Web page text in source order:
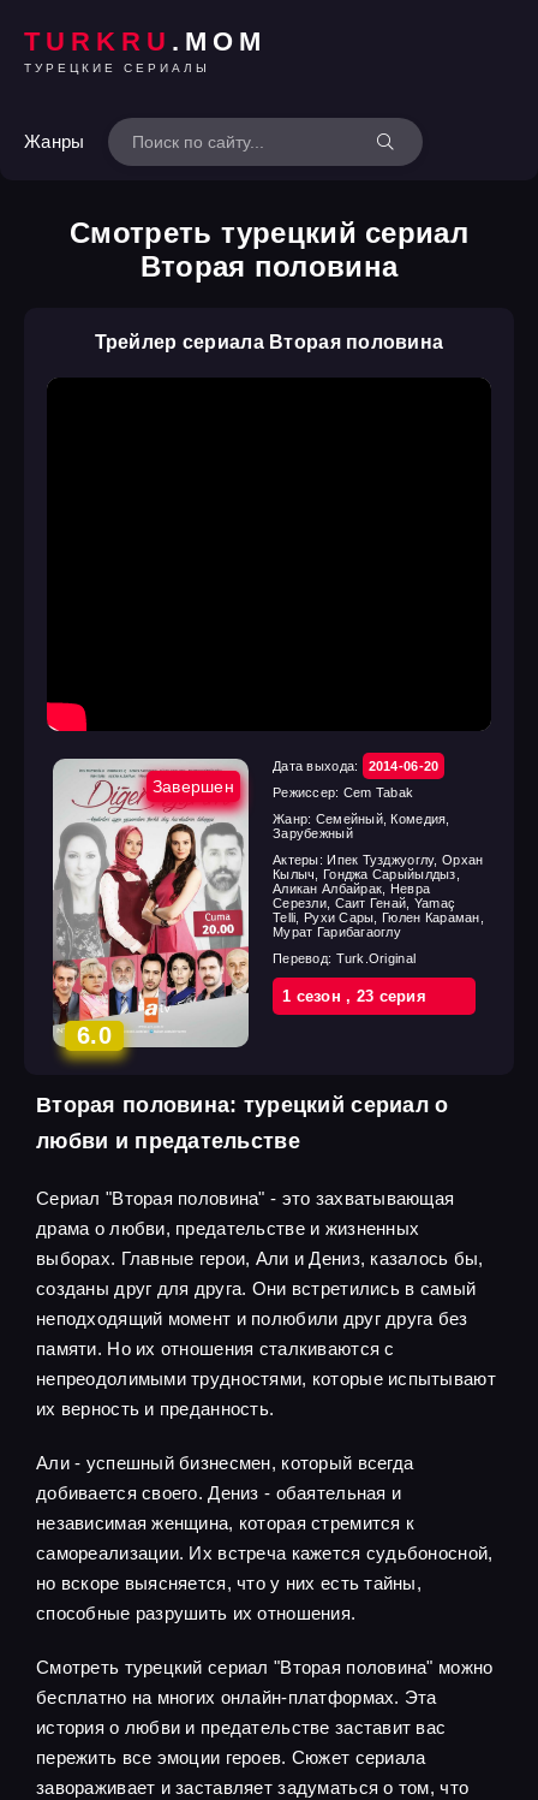
TURKRU .MOM
ТУРЕЦКИЕ СЕРИАЛЫ
Жанры
Смотреть турецкий сериал
Вторая половина
Трейлер сериала Вторая половина
Завершен
6.0
Дата выхода:
2014-06-20
Режиссер: Cem Tabak
Жанр: Семейный, Комедия,
Зарубежный
Актеры: Ипек Тузджуоглу, Орхан
Кылыч, Гонджа Сарыйылдыз,
Аликан Албайрак, Невра
Серезли, Саит Генай, Yamaç
Telli, Рухи Сары, Гюлен Караман,
Мурат Гарибагаоглу
Перевод: Turk.Original
1 cезон, 23 cерия
Вторая половина: турецкий сериал о
любви и предательстве
Сериал "Вторая половина" - это захватывающая
драма о любви, предательстве и жизненных
выборах. Главные герои, Али и Дениз, казалось бы,
созданы друг для друга. Они встретились в самый
неподходящий момент и полюбили друг друга без
памяти. Но их отношения сталкиваются с
непреодолимыми трудностями, которые испытывают
их верность и преданность.
Али - успешный бизнесмен, который всегда
добивается своего. Дениз - обаятельная и
независимая женщина, которая стремится к
самореализации. Их встреча кажется судьбоносной,
но вскоре выясняется, что у них есть тайны,
способные разрушить их отношения.
Смотреть турецкий сериал "Вторая половина" можно
бесплатно на многих онлайн-платформах. Эта
история о любви и предательстве заставит вас
пережить все эмоции героев. Сюжет сериала
завораживает и заставляет задуматься о том, что